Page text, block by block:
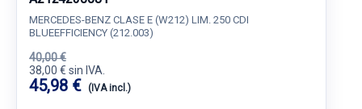
MERCEDES-BENZ CLASE E (W212) LIM. 250 CDI
BLUEEFFICIENCY (212.003)
40,00 €
38,00 € sin IVA.
45,98 € (IVA incl.)